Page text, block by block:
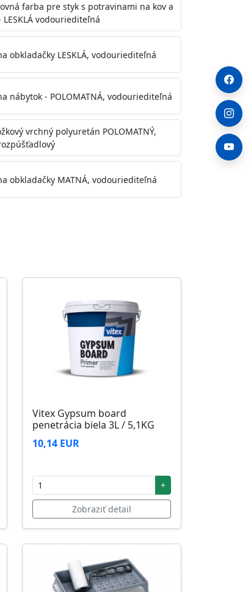
alebo trhliny vyplňte
menej kvalitnými farbami
farba pre styk s potravinami na kov a
LESKLÁ vodouriediteľná
obkladačky LESKLÁ, vodouriediteľná
nábytok - POLOMATNÁ, vodouriediteľná
vrchný polyuretán POLOMATNÝ,
obkladačky MATNÁ, vodouriediteľná
Vitex Gypsum board
penetrácia biela 3L / 5,1KG
10,14 EUR
+
Zobraziť detail